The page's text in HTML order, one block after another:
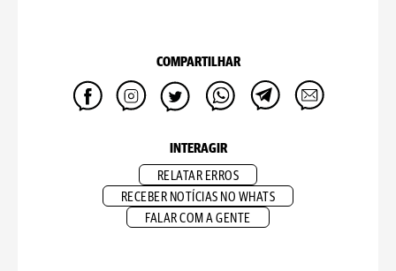
COMPARTILHAR
INTERAGIR
RELATAR ERROS
RECEBER NOTÍCIAS NO WHATS
FALAR COM A GENTE